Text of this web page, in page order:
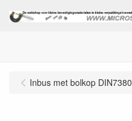
Inbus met bolkop DIN7380